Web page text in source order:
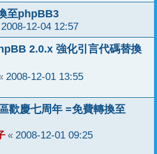
至phpBB3
2008-12-04 12:57
2.0.x 強化引言代碼替換
2008-12-01 13:55
歡慶七周年 =免費轉換至
« 2008-12-01 09:25